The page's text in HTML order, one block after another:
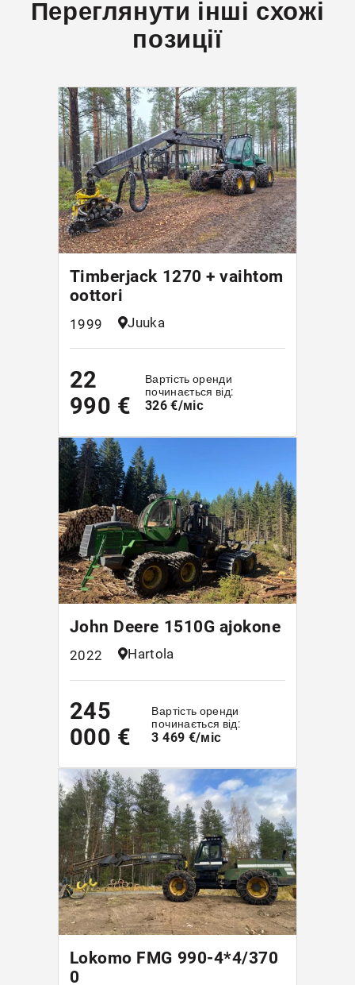
Переглянути інші схожі
позиції
Timberjack 1270 + vaihtom
oottori
1999 Juuka
22
990 €
Вартість оренди
починається від:
326 €/міс
John Deere 1510G ajokone
2022 Hartola
245
000 €
Вартість оренди
починається від:
3 469 €/міс
Lokomo FMG 990-4*4/370
0